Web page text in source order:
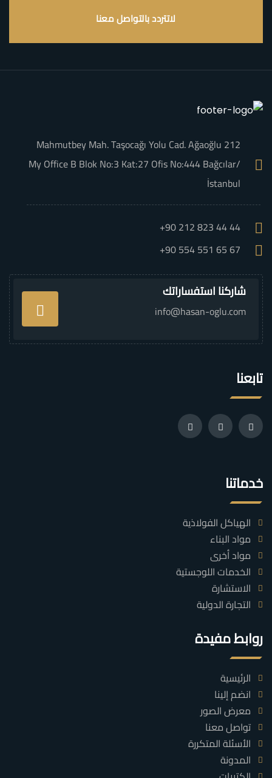
لاتتردد بالتواصل معنا
Mahmutbey Mah. Taşocağı Yolu Cad. Ağaoğlu 212
My Office B Blok No:3 Kat:27 Ofis No:444 Bağcılar/
İstanbul
+90 212 823 44 44
+90 554 551 65 67
تابعنا
شاركنا استفساراتك
info@hasan-oglu.com
خدماتنا
الهياكل الفولاذية
مواد البناء
مواد أخرى
الخدمات اللوجستية
الاستشارة
التجارة الدولية
روابط مفيدة
الرئيسية
انضم إلينا
معرض الصور
تواصل معنا
الأسئلة المتكررة
المدونة